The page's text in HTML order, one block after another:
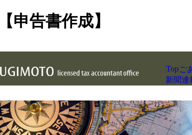
申告書作成】
Topご
新聞連